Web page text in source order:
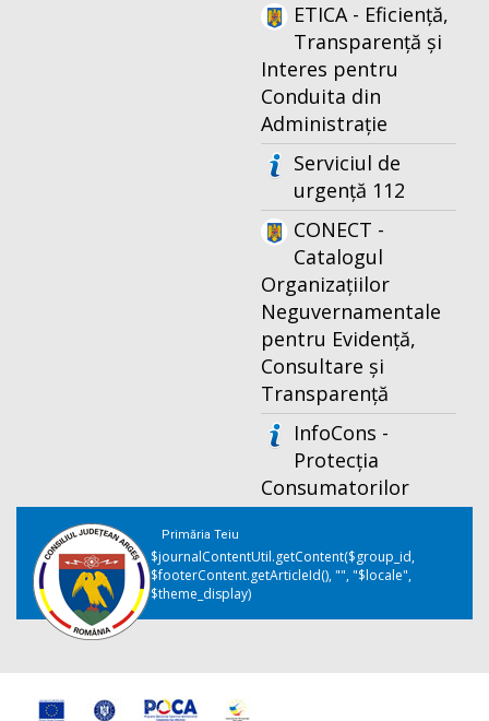
ETICA - Eficiență,
Transparență și
Interes pentru
Conduita din
Administrație
Serviciul de
urgență 112
CONECT -
Catalogul
Organizațiilor
Neguvernamentale
pentru Evidență,
Consultare și
Transparență
InfoCons -
Protecția
Consumatorilor
Primăria Teiu
$journalContentUtil.getContent($group_id,
$footerContent.getArticleId(), "", "$locale",
$theme_display)